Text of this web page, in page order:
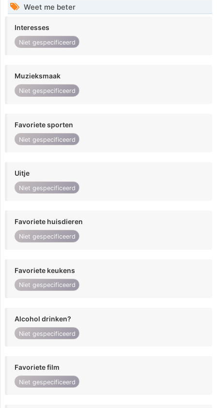
Weet me beter
Interesses
Niet gespecificeerd
Muzieksmaak
Niet gespecificeerd
Favoriete sporten
Niet gespecificeerd
Uitje
Niet gespecificeerd
Favoriete huisdieren
Niet gespecificeerd
Favoriete keukens
Niet gespecificeerd
Alcohol drinken?
Niet gespecificeerd
Favoriete film
Niet gespecificeerd